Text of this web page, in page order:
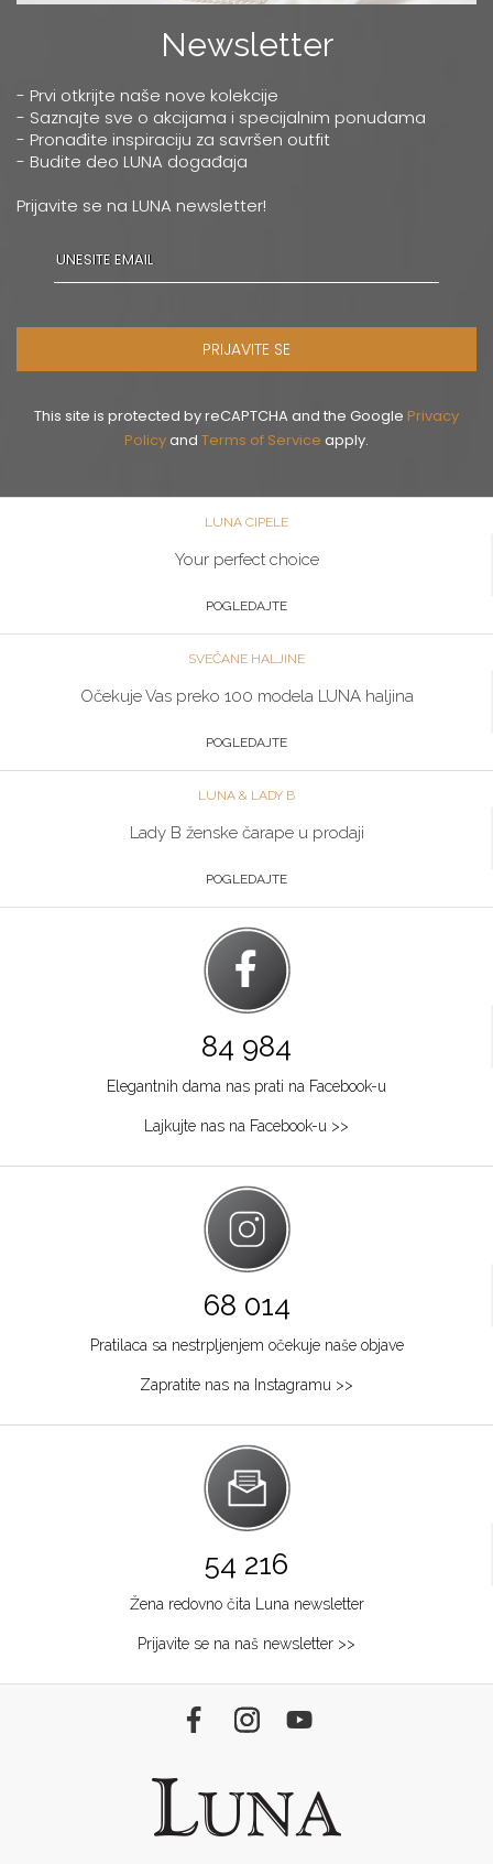
Newsletter
- Prvi otkrijte naše nove kolekcije
- Saznajte sve o akcijama i specijalnim ponudama
- Pronađite inspiraciju za savršen outfit
- Budite deo LUNA događaja
Prijavite se na LUNA newsletter!
PRIJAVITE SE
This site is protected by reCAPTCHA and the Google Privacy
Policyand Terms of Service apply.
LUNA CIPELE
Your perfect choice
POGLEDAJTE
SVEČANE HALJINE
Očekuje Vas preko 100 modela LUNA haljina
POGLEDAJTE
LUNA & LADY B
Lady B ženske čarape u prodaji
POGLEDAJTE
84 984
Elegantnih dama nas prati na Facebook-u
Lajkujte nas na Facebook-u >>
68 014
Pratilaca sa nestrpljenjem očekuje naše objave
Zapratite nas na Instagramu >>
54 216
Žena redovno čita Luna newsletter
Prijavite se na naš newsletter >>